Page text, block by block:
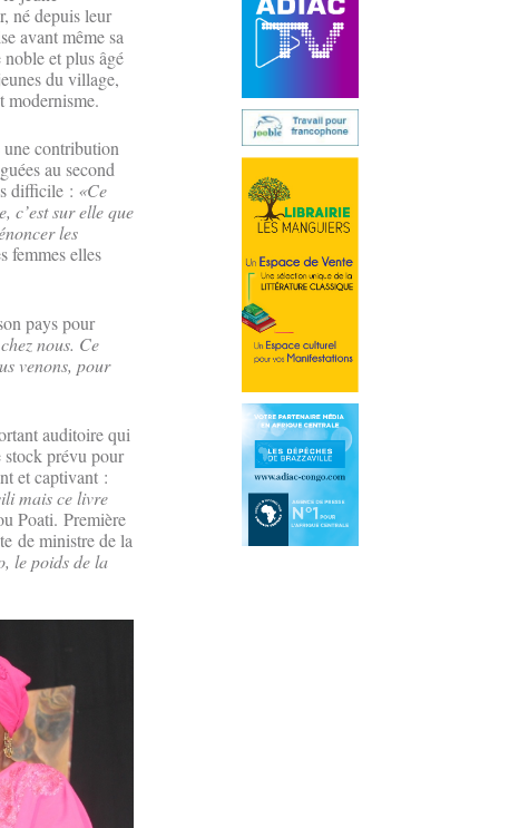
né depuis leur
avant même sa
noble et plus âgé
du village,
modernisme.
une contribution
au second
difficile : «Ce
c’est sur elle que
les
femmes elles
pays pour
nous. Ce
venons, pour
auditoire qui
stock prévu pour
et captivant :
mais ce livre
Poati. Première
de ministre de la
le poids de la